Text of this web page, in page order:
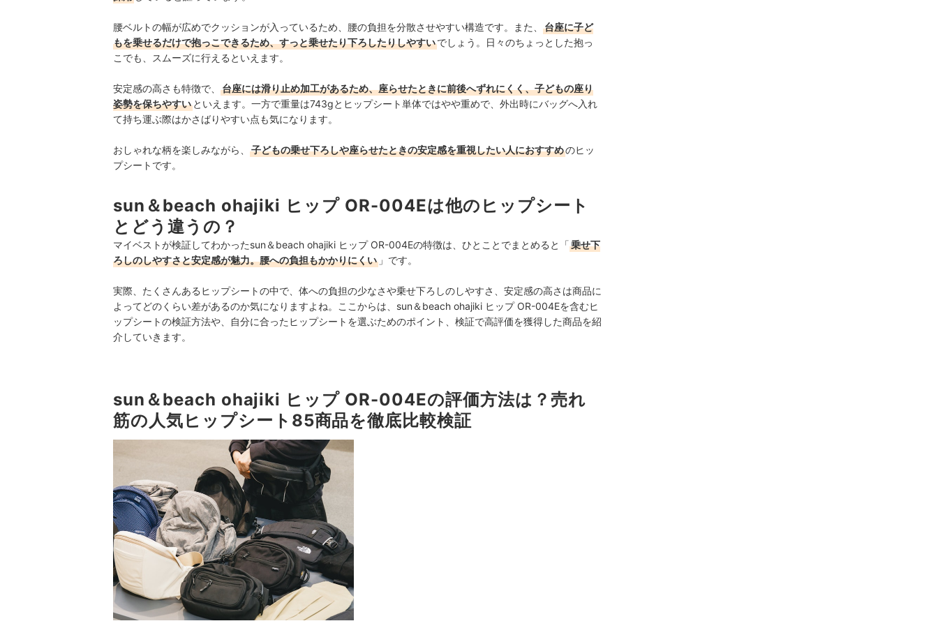
腰ベルトの幅が広めでクッションが入っているため、腰の負担を分散させやすい構造です。また、
台座に子ど
もを乗せるだけで抱っこできるため、すっと乗せたり下ろしたりしやすいでしょう。日々のちょっとした抱っ
こでも、スムーズに行えるといえます。
安定感の高さも特徴で、
台座には滑り止め加工があるため、座らせたときに前後へずれにくく、子どもの座り
姿勢を保ちやすい といえます。一方で重量は743gとヒップシート単体ではやや重めで、外出時にバッグへ入れ
て持ち運ぶ際はかさばりやすい点も気になります。
おしゃれな柄を楽しみながら、 子どもの乗せ下ろしや座らせたときの安定感を重視したい人におすすめのヒッ
プシートです。
sun＆beach ohajiki ヒップ OR-004Eは他のヒップシート
とどう違うの？
マイベストが検証してわかったsun＆beach ohajiki ヒップ OR-004Eの特徴は、ひとことでまとめると「乗せ下
ろしのしやすさと安定感が魅力。腰への負担もかかりにくい 」です。
実際、たくさんあるヒップシートの中で、体への負担の少なさや乗せ下ろしのしやすさ、安定感の高さは商品に
よってどのくらい差があるのか気になりますよね。ここからは、sun＆beach ohajiki ヒップ OR-004Eを含むヒ
ップシートの検証方法や、自分に合ったヒップシートを選ぶためのポイント、検証で高評価を獲得した商品を紹
介していきます。
sun＆beach ohajiki ヒップ OR-004Eの評価方法は？売れ
筋の人気ヒップシート85商品を徹底比較検証